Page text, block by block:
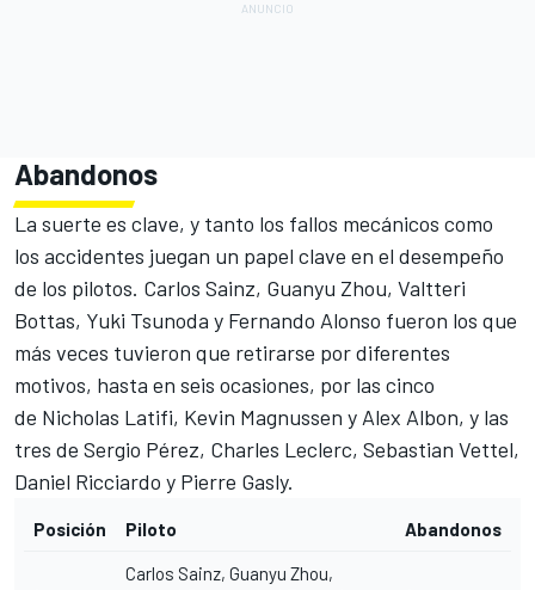
Abandonos
La suerte es clave, y tanto los fallos mecánicos como
los accidentes juegan un papel clave en el desempeño
de los pilotos. Carlos Sainz, Guanyu Zhou, Valtteri
Bottas, Yuki Tsunoda y Fernando Alonso fueron los que
más veces tuvieron que retirarse por diferentes
motivos, hasta en seis ocasiones, por las cinco
de Nicholas Latifi, Kevin Magnussen y Alex Albon, y las
tres de Sergio Pérez, Charles Leclerc, Sebastian Vettel,
Daniel Ricciardo y Pierre Gasly.
Posición Piloto Abandonos
Carlos Sainz, Guanyu Zhou,